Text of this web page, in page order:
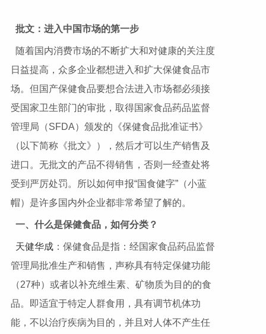
批文：进入中国市场的第一步
随着国内消费市场的不断扩大和对健康的关注度
日益提高，众多企业都想进入和扩大保健食品市
场。但国产保健食品要想合法进入市场都必须接
受国家卫生部门的审批，取得国家食品药品监督
管理局（SFDA）颁发的《保健食品批准证书》
（以下简称《批文》），然后才可以生产销售及
进口。无批文的产品不得销售，否则一经查处将
受到严厉处罚。所以如何申报“国食健字”（小蓝
帽）是许多国内外企业都非常希望了解的。
一、什么是保健食品，如何分类？
天健华成：保健食品是指：经国家食品药品监督
管理局批准生产和销售，声称具有特定保健功能
（27种）或者以补充维生素、矿物质为目的的食
品。即适宜于特定人群食用，具有调节机体功
能，不以治疗疾病为目的，并且对人体不产生任